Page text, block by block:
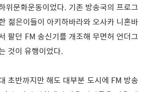
위문화운동이었다. 기존 방송국의 프로그
젊은이들이 아키하바라와 오사카 니혼바
팔던 FM 송신기를 개조해 무면허 언더그
것이 유행이었다.
초반까지만 해도 대부분 도시에 FM 방송